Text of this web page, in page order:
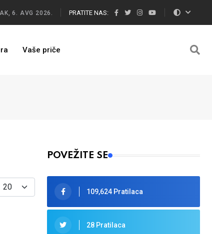
6. AVG 2026. PRATITE NAS:
Vaše priče
Display #
POVEŽITE SE
109,624 Pratilaca
28 Pratilaca